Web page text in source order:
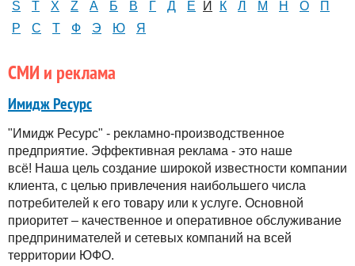
S
T X Z А Б В Г Д Е И К Л М Н О
П
Р
С Т Ф Э Ю Я
СМИ и реклама
Имидж Ресурс
"Имидж Ресурс" - рекламно-производственное
предприятие. Эффективная реклама - это наше
всё! Наша цель создание широкой известности компании
клиента, с целью привлечения наибольшего числа
потребителей к его товару или к услуге. Основной
приоритет – качественное и оперативное обслуживание
предпринимателей и сетевых компаний на всей
территории ЮФО.